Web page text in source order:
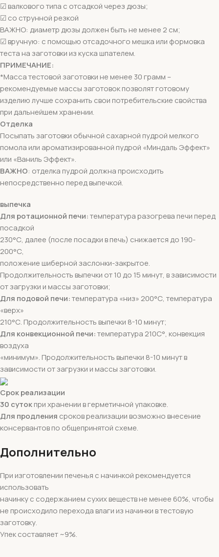
☑ валкового типа с отсадкой через дюзы;
☑ со струнной резкой
ВАЖНО: диаметр дюзы должен быть не менее 2 см;
☑ вручную: с помощью отсадочного мешка или формовка
теста на заготовки из куска шпателем.
ПРИМЕЧАНИЕ:
*Масса тестовой заготовки не менее 30 грамм –
рекомендуемые массы заготовок позволят готовому
изделию лучше сохранить свои потребительские свойства
при дальнейшем хранении.
Отделка
Посыпать заготовки обычной сахарной пудрой мелкого
помола или ароматизированной пудрой «Миндаль Эффект»
или «Ваниль Эффект».
ВАЖНО: отделка пудрой должна происходить
непосредственно перед выпечкой.
выпечка
Для ротационной печи:температура разогрева печи перед
посадкой
230°С, далее (после посадки в печь) снижается до 190-
200°С,
положение шиберной заслонки-закрытое.
Продолжительность выпечки от 10 до 15 минут, в зависимости
от загрузки и массы заготовки;
Для подовой печи:температура «низ» 200°С, температура
«верх»
210°С. Продолжительность выпечки 8-10 минут;
Для конвекционной печи:температура 210С°, конвекция
воздуха
«минимум». Продолжительность выпечки 8-10 минут в
зависимости от загрузки и массы заготовки.
Срок реализации
30 сутокпри хранении в герметичной упаковке.
Для продления сроков реализации возможно внесение
консервантов по общепринятой схеме.
Дополнительно
При изготовлении печенья с начинкой рекомендуется
использовать
начинку с содержанием сухих веществ не менее 60%, чтобы
не происходило перехода влаги из начинки в тестовую
заготовку.
Упек составляет ~9%.